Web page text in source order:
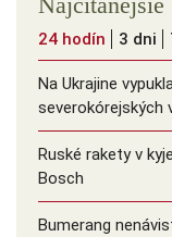
24 hodín 3 dni
Na Ukrajine
severokórejských
Ruské rakety v
Bosch
Bumerang